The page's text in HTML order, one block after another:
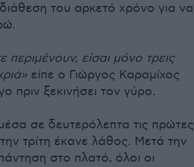
του αρκετό χρόνο για να
περιμένουν, είσαι μόνο τρεις
είπε ο Γιώργος Καραμίχος
πριν ξεκινήσει τον γύρο.
σε δευτερόλεπτα τις πρώτες
τρίτη έκανε λάθος. Μετά την
στο πλατό, όλοι οι